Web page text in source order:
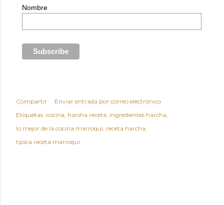
Nombre
Compartir
Enviar entrada por correo electrónico
Etiquetas: cocina harsha receta ingredientes harcha
lo mejor de la cocina marroqui receta harcha
tipica receta marroqui